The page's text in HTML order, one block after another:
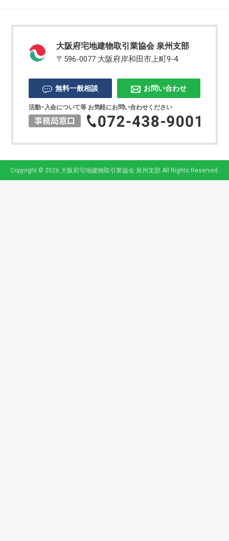
大阪府宅地建物取引業協会 泉州支部
〒596-0077 大阪府岸和田市上町9-4
無料一般相談 お問い合わせ
活動・入会について等 お気軽にお問い合わせください
Copyright © 2026 大阪府宅地建物取引業協会 泉州支部 All Rights Reserved.